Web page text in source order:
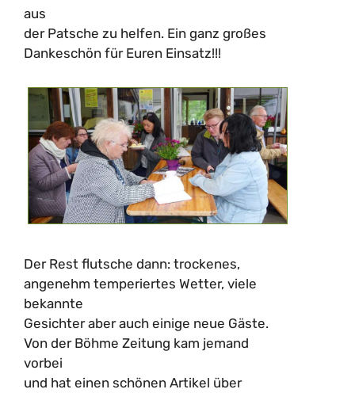
aus
der Patsche zu helfen. Ein ganz großes
Dankeschön für Euren Einsatz!!!
Der Rest flutsche dann: trockenes,
angenehm temperiertes Wetter, viele
bekannte
Gesichter aber auch einige neue Gäste.
Von der Böhme Zeitung kam jemand
vorbei
und hat einen schönen Artikel über